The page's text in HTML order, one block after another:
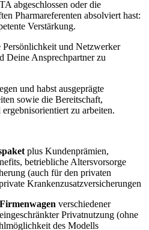
abgeschlossen oder die
Pharmareferenten absolviert hast:
Verstärkung.
Persönlichkeit und Netzwerker
Deine Ansprechpartner zu
und habst ausgeprägte
sowie die Bereitschaft,
zu arbeiten.
plus Kundenprämien,
betriebliche Altersvorsorge
(auch für den privaten
Krankenzusatzversicherungen
verschiedener
Privatnutzung (ohne
des Modells